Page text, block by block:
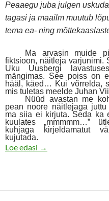
Peaaegu juba julgen
tagasi ja maailm muutub
tema ea- ning
Ma arvasin muide
fiktsioon, näitleja varjunimi.
Uku Uusbergi
mängimas. See poiss on
hääl, käed… Kui võrrelda,
mis tuletas meelde Juhan
Nüüd avastan me
pean noore näitlejaga
ma siia ei kirjuta. Seda ka
kuulates „mmmmm…”
kuhjaga kirjeldamatut
kujutada.
Loe edasi Nero Urke,
→